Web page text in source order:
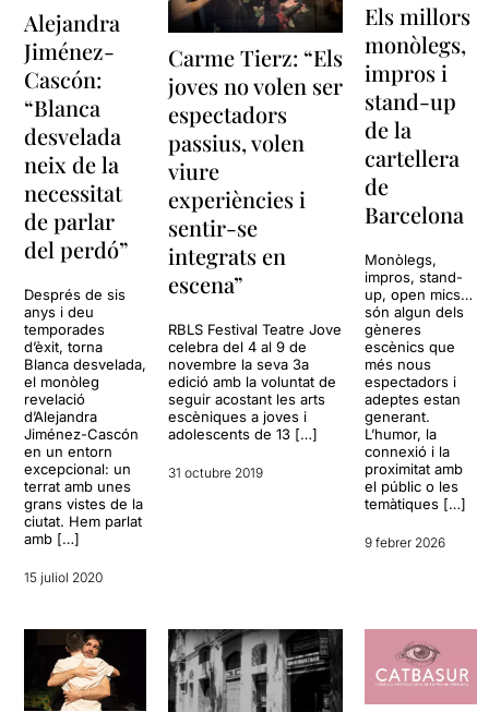
Alejandra
Jiménez-
Cascón:
“Blanca
desvelada
neix de la
necessitat
de parlar
del perdó”
Després de sis
anys i deu
temporades
d’èxit, torna
Blanca desvelada,
el monòleg
revelació
d’Alejandra
Jiménez-Cascón
en un entorn
excepcional: un
terrat amb unes
grans vistes de la
ciutat. Hem parlat
amb […]
15 juliol 2020
Carme Tierz: “Els
joves no volen ser
espectadors
passius, volen
viure
experiències i
sentir-se
integrats en
escena”
RBLS Festival Teatre Jove
celebra del 4 al 9 de
novembre la seva 3a
edició amb la voluntat de
seguir acostant les arts
escèniques a joves i
adolescents de 13 […]
31 octubre 2019
Els millors
monòlegs,
impros i
stand-up
de la
cartellera
de
Barcelona
Monòlegs,
impros, stand-
up, open mics…
són algun dels
gèneres
escènics que
més nous
espectadors i
adeptes estan
generant.
L’humor, la
connexió i la
proximitat amb
el públic o les
temàtiques […]
9 febrer 2026